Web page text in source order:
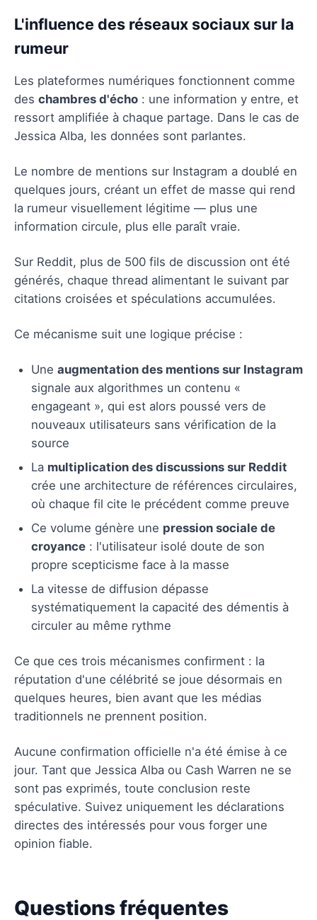
L'influence des réseaux sociaux sur la
rumeur
Les plateformes numériques fonctionnent comme
des chambres d'écho : une information y entre, et
ressort amplifiée à chaque partage. Dans le cas de
Jessica Alba, les données sont parlantes.
Le nombre de mentions sur Instagram a doublé en
quelques jours, créant un effet de masse qui rend
la rumeur visuellement légitime — plus une
information circule, plus elle paraît vraie.
Sur Reddit, plus de 500 fils de discussion ont été
générés, chaque thread alimentant le suivant par
citations croisées et spéculations accumulées.
Ce mécanisme suit une logique précise :
Une augmentation des mentions sur Instagram
signale aux algorithmes un contenu «
engageant », qui est alors poussé vers de
nouveaux utilisateurs sans vérification de la
source
La multiplication des discussions sur Reddit
crée une architecture de références circulaires,
où chaque fil cite le précédent comme preuve
Ce volume génère une pression sociale de
croyance : l'utilisateur isolé doute de son
propre scepticisme face à la masse
La vitesse de diffusion dépasse
systématiquement la capacité des démentis à
circuler au même rythme
Ce que ces trois mécanismes confirment : la
réputation d'une célébrité se joue désormais en
quelques heures, bien avant que les médias
traditionnels ne prennent position.
Aucune confirmation officielle n'a été émise à ce
jour. Tant que Jessica Alba ou Cash Warren ne se
sont pas exprimés, toute conclusion reste
spéculative. Suivez uniquement les déclarations
directes des intéressés pour vous forger une
opinion fiable.
Questions fréquentes